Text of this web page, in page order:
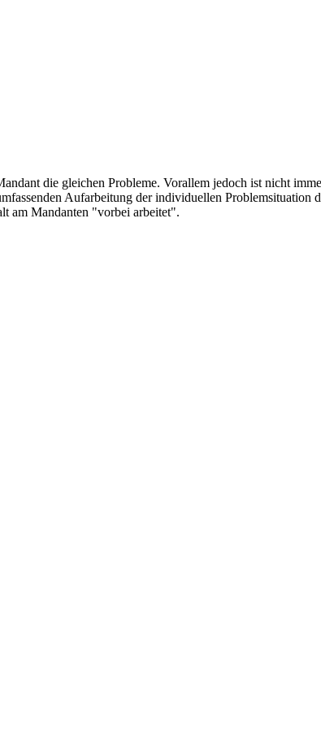
die gleichen Probleme. Vorallem jedoch ist nicht
Aufarbeitung der individuellen Problemsituation
am Mandanten "vorbei arbeitet".